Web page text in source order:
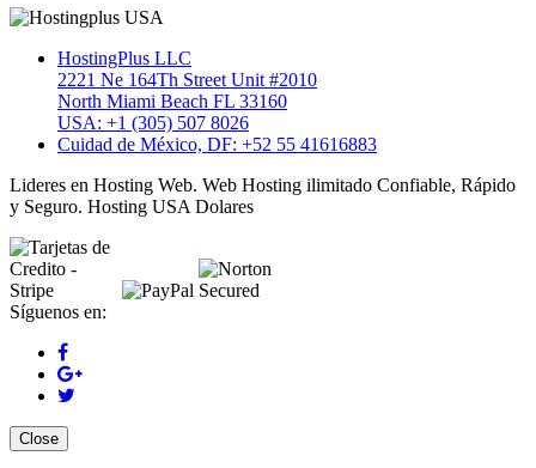
HostingPlus LLC
2221 Ne 164Th Street Unit #2010
North Miami Beach FL 33160
USA: +1 (305) 507 8026
Cuidad de México, DF: +52 55 41616883
Lideres en Hosting Web. Web Hosting ilimitado Confiable, Rápido
y Seguro. Hosting USA Dolares
Síguenos en:
Close